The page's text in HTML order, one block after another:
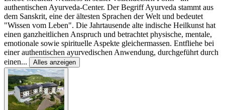
authentischen Ayurveda-Center. Der Begriff Ayurveda stammt aus
dem Sanskrit, eine der ältesten Sprachen der Welt und bedeutet
"Wissen vom Leben". Die Jahrtausende alte indische Heilkunst hat
einen ganzheitlichen Anspruch und betrachtet physische, mentale,
emotionale sowie spirituelle Aspekte gleichermassen. Entfliehe bei
einer authentischen ayurvedischen Anwendung, durchgeführt durch
einen... Alles anzeigen